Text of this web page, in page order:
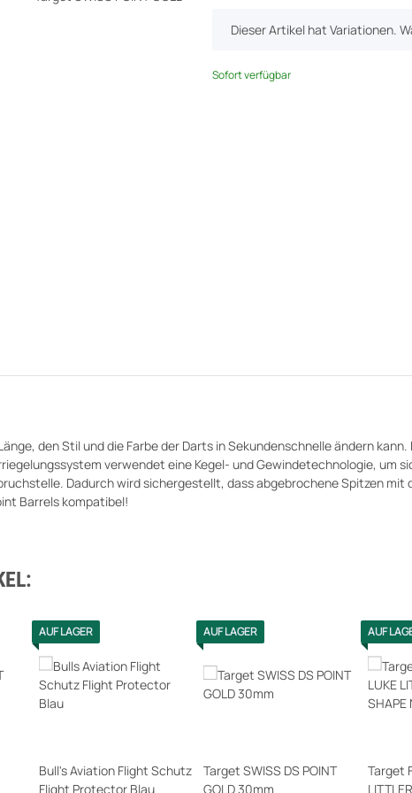
x
Dieser Artikel hat Variationen.
Sofort verfügbar
den Stil und die Farbe der Darts in Sekundenschnelle ändern
verwendet eine Kegel- und Gewindetechnologie, um
Dadurch wird sichergestellt, dass abgebrochene Spitzen
Barrels kompatibel!
AUF LAGER
Bull's Aviation Flight Schutz
Flight Protector Blau
AUF LAGER
Target SWISS DS POINT
GOLD 30mm
AUF
Target